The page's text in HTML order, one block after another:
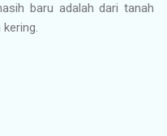
baru adalah dari tanah